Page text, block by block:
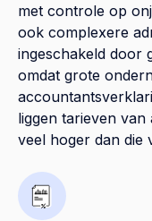
met controle op
ook complexere
ingeschakeld door
omdat grote
liggen tarieven
veel hoger dan die